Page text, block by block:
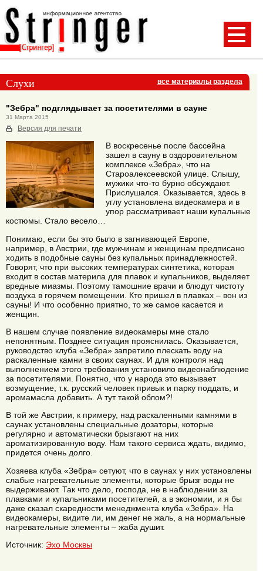
Слухи все материалы раздела
"Зебра" подглядывает за посетителями в сауне
31 Марта 2015
Версия для печати
В воскресенье после бассейна
зашел в сауну в оздоровительном
комплексе «Зебра», что на
Староалексеевской улице. Слышу,
мужики что-то бурно обсуждают.
Прислушался. Оказывается, здесь в
углу установлена видеокамера и в
упор рассматривает наши купальные
костюмы. Стало весело…
Понимаю, если бы это было в загнивающей Европе,
например, в Австрии, где мужчинам и женщинам предписано
ходить в подобные сауны без купальных принадлежностей.
Говорят, что при высоких температурах синтетика, которая
входит в состав материла для плавок и купальников, выделяет
вредные миазмы. Поэтому тамошние врачи и блюдут чистоту
воздуха в горячем помещении. Кто пришел в плавках – вон из
сауны! И что особенно приятно, то же самое касается и
женщин.
В нашем случае появление видеокамеры мне стало
непонятным. Позднее ситуация прояснилась. Оказывается,
руководство клуба «Зебра» запретило плескать воду на
раскаленные камни в своих саунах. И для контроля над
выполнением этого требования установило видеонаблюдение
за посетителями. Понятно, что у народа это вызывает
возмущение, т.к. русский человек привык и парку поддать, и
аромамасла добавить. А тут такой облом?!
В той же Австрии, к примеру, над раскаленными камнями в
саунах установлены специальные дозаторы, которые
регулярно и автоматически брызгают на них
ароматизированную воду. Нам такого сервиса ждать, видимо,
придется очень долго.
Хозяева клуба «Зебра» сетуют, что в саунах у них установлены
слабые нагревательные элементы, которые брызг воды не
выдерживают. Так что дело, господа, не в наблюдении за
плавками и купальниками посетителей, а в экономии, и я бы
даже сказал скаредности менеджмента клуба «Зебра». На
видеокамеры, видите ли, им денег не жаль, а на нормальные
нагревательные элементы – жаба душит.
Источник: Эхо Москвы